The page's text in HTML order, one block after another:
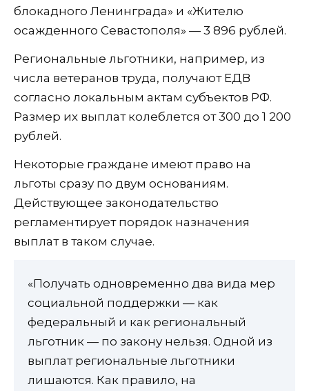
блокадного Ленинграда» и «Жителю
осажденного Севастополя» — 3 896 рублей.
Региональные льготники, например, из
числа ветеранов труда, получают ЕДВ
согласно локальным актам субъектов РФ.
Размер их выплат колеблется от 300 до 1 200
рублей.
Некоторые граждане имеют право на
льготы сразу по двум основаниям.
Действующее законодательство
регламентирует порядок назначения
выплат в таком случае.
«Получать одновременно два вида мер
социальной поддержки — как
федеральный и как региональный
льготник — по закону нельзя. Одной из
выплат региональные льготники
лишаются. Как правило, на